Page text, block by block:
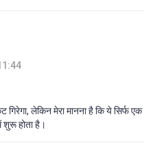
गिरेगा, लेकिन मेरा मानना है कि ये सिर्फ एक
शुरू होता है।